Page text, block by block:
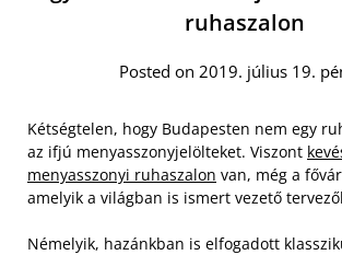
ruhaszalon
Posted on 2019. július 19.
Kétségtelen, hogy Budapesten nem egy
az ifjú menyasszonyjelölteket. Viszont
menyasszonyi ruhaszalon van, még a
amelyik a világban is ismert vezető
Némelyik, hazánkban is elfogadott